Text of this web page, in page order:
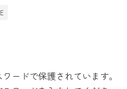
ードで保護されています。